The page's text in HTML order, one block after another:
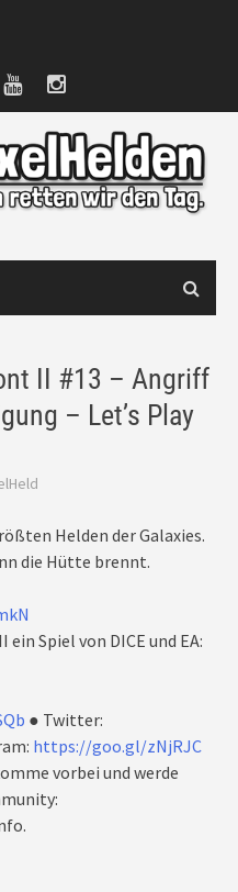
II #13 – Angriff
– Let’s Play
Helden der Galaxies.
die Hütte brennt.
ein Spiel von DICE und EA:
● Twitter:
https://goo.gl/zNjRJC
vorbei und werde